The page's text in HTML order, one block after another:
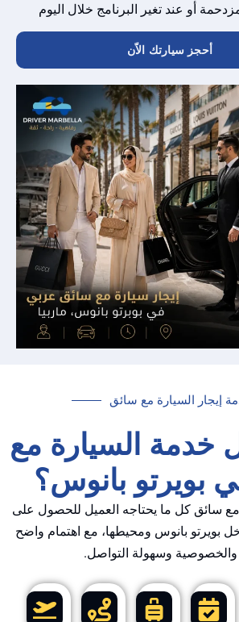
عند تغير البرنامج خلال اليوم
أحجز سيارتك الاّن
السيارة مع سائق
السيارة مع
بانوس؟
كل ما يحتاجه العميل للحصول على
بانوس ومحيطها، مع اهتمام واضح
وسهولة التواصل.